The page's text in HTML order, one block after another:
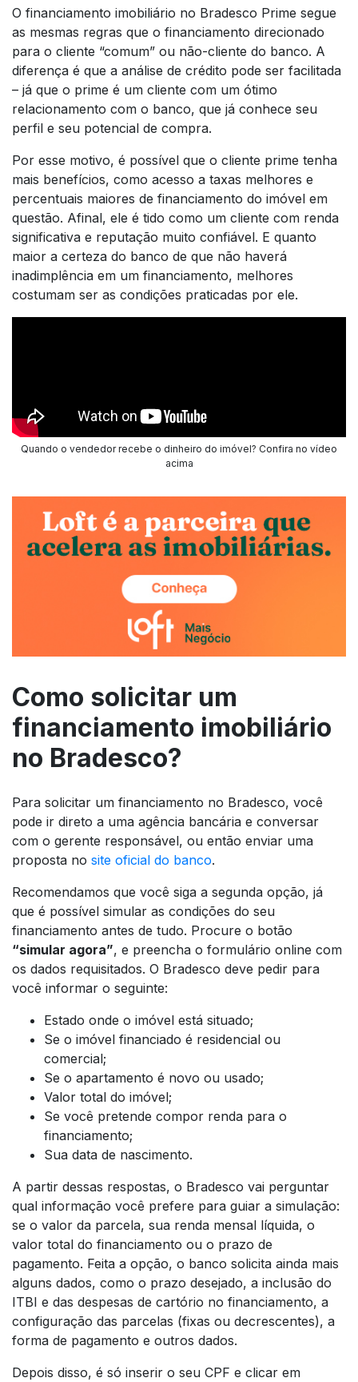
O financiamento imobiliário no Bradesco Prime segue
as mesmas regras que o financiamento direcionado
para o cliente “comum” ou não-cliente do banco. A
diferença é que a análise de crédito pode ser facilitada
– já que o prime é um cliente com um ótimo
relacionamento com o banco, que já conhece seu
perfil e seu potencial de compra.
Por esse motivo, é possível que o cliente prime tenha
mais benefícios, como acesso a taxas melhores e
percentuais maiores de financiamento do imóvel em
questão. Afinal, ele é tido como um cliente com renda
significativa e reputação muito confiável. E quanto
maior a certeza do banco de que não haverá
inadimplência em um financiamento, melhores
costumam ser as condições praticadas por ele.
Quando o vendedor recebe o dinheiro do imóvel? Confira no vídeo
acima
Como solicitar um
financiamento imobiliário
no Bradesco?
Para solicitar um financiamento no Bradesco, você
pode ir direto a uma agência bancária e conversar
com o gerente responsável, ou então enviar uma
proposta no site oficial do banco.
Recomendamos que você siga a segunda opção, já
que é possível simular as condições do seu
financiamento antes de tudo. Procure o botão
“simular agora”, e preencha o formulário online com
os dados requisitados. O Bradesco deve pedir para
você informar o seguinte:
Estado onde o imóvel está situado;
Se o imóvel financiado é residencial ou
comercial;
Se o apartamento é novo ou usado;
Valor total do imóvel;
Se você pretende compor renda para o
financiamento;
Sua data de nascimento.
A partir dessas respostas, o Bradesco vai perguntar
qual informação você prefere para guiar a simulação:
se o valor da parcela, sua renda mensal líquida, o
valor total do financiamento ou o prazo de
pagamento. Feita a opção, o banco solicita ainda mais
alguns dados, como o prazo desejado, a inclusão do
ITBI e das despesas de cartório no financiamento, a
configuração das parcelas (fixas ou decrescentes), a
forma de pagamento e outros dados.
Depois disso, é só inserir o seu CPF e clicar em